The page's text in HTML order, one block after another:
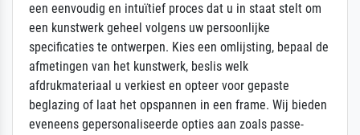
een eenvoudig en intuïtief proces dat u in staat stelt om
een kunstwerk geheel volgens uw persoonlijke
specificaties te ontwerpen. Kies een omlijsting, bepaal de
afmetingen van het kunstwerk, beslis welk
afdrukmateriaal u verkiest en opteer voor gepaste
beglazing of laat het opspannen in een frame. Wij bieden
eveneens gepersonaliseerde opties aan zoals passe-